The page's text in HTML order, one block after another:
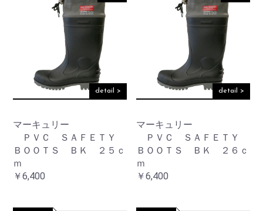
detail >
マーキュリー
ＰＶＣ ＳＡＦＥＴＹ
ＢＯＯＴＳ ＢＫ ２５ｃ
ｍ
￥6,400
detail >
マーキュリー
ＰＶＣ ＳＡＦＥＴＹ
ＢＯＯＴＳ ＢＫ ２６ｃ
ｍ
￥6,400